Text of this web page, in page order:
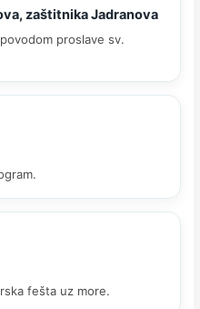
zaštitnika Jadranova
proslave sv.
fešta uz more.